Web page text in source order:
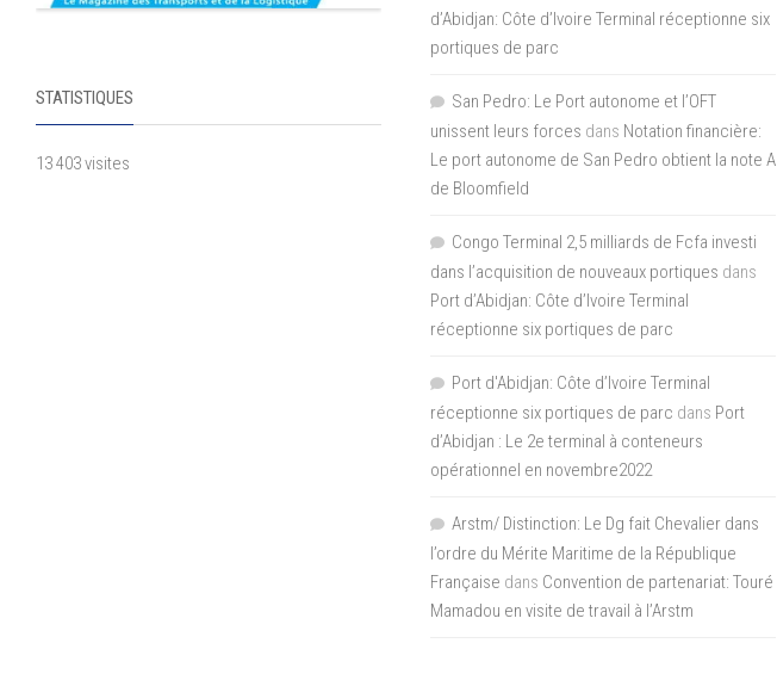
STATISTIQUES
13 403 visites
d’Abidjan: Côte d’Ivoire Terminal réceptionne six
portiques de parc
San Pedro: Le Port autonome et l’OFT
unissent leurs forces dans Notation financière:
Le port autonome de San Pedro obtient la note A
de Bloomfield
Congo Terminal 2,5 milliards de Fcfa investi
dans l’acquisition de nouveaux portiques dans
Port d’Abidjan: Côte d’Ivoire Terminal
réceptionne six portiques de parc
Port d'Abidjan: Côte d’Ivoire Terminal
réceptionne six portiques de parc dans Port
d’Abidjan : Le 2e terminal à conteneurs
opérationnel en novembre2022
Arstm/ Distinction: Le Dg fait Chevalier dans
l’ordre du Mérite Maritime de la République
Française dans Convention de partenariat: Touré
Mamadou en visite de travail à l’Arstm